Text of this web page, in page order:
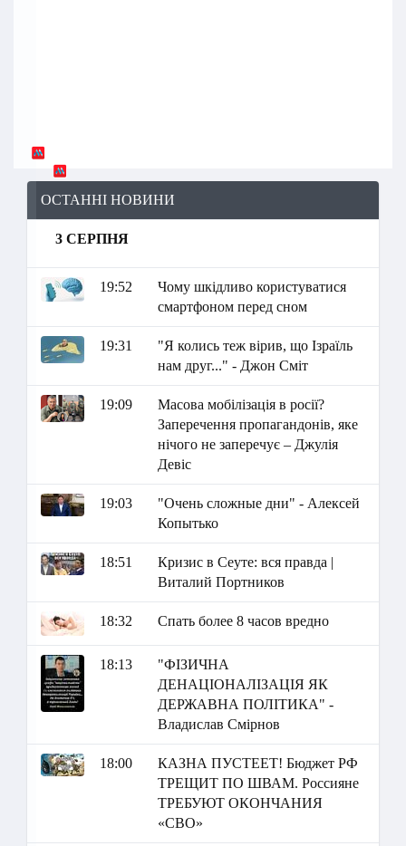
ОСТАННІ НОВИНИ
3 СЕРПНЯ
19:52
Чому шкідливо користуватися
смартфоном перед сном
19:31
"Я колись теж вірив, що Ізраїль
нам друг..." - Джон Сміт
19:09
Масова мобілізація в росії?
Заперечення пропагандонів, яке
нічого не заперечує – Джулія
Девіс
19:03
"Очень сложные дни" - Алексей
Копытько
18:51
Кризис в Сеуте: вся правда |
Виталий Портников
18:32 Спать более 8 часов вредно
18:13
"ФІЗИЧНА
ДЕНАЦІОНАЛІЗАЦІЯ ЯК
ДЕРЖАВНА ПОЛІТИКА" -
Владислав Смірнов
18:00
КАЗНА ПУСТЕЕТ! Бюджет РФ
ТРЕЩИТ ПО ШВАМ. Россияне
ТРЕБУЮТ ОКОНЧАНИЯ
«СВО»